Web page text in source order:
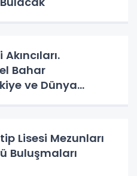
Bahar
ve Dünya
Lisesi Mezunları
Buluşmaları